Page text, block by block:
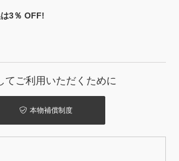
3％ OFF!
てご利用いただくために
本物補償制度